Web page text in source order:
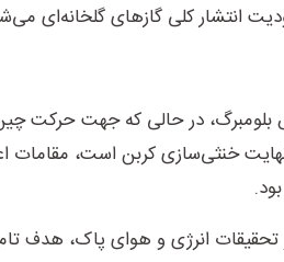
انتشار کلی گازهای گلخانه‌ای
بلومبرگ، در حالی که جهت حرکت
خنثی‌سازی کربن است، مقامات